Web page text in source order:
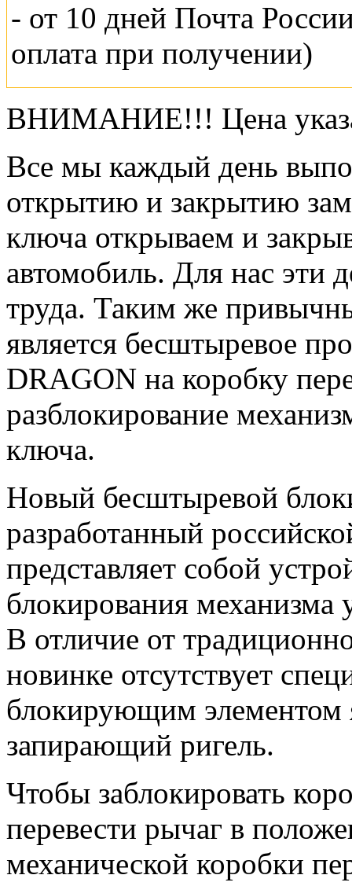
- от 10 дней Почта
оплата при получении)
ВНИМАНИЕ!!! Цена
Все мы каждый день
открытию и закрытию
ключа открываем и
автомобиль. Для нас эти
труда. Таким же
является бесштыревое
DRAGON на коробку
разблокирование
ключа.
Новый бесштыревой
разработанный
представляет собой
блокирования механизма
В отличие от
новинке отсутствует
блокирующим элементом
запирающий ригель.
Чтобы заблокировать
перевести рычаг в
механической коробки